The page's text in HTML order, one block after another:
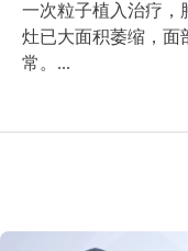
一次粒子植入治疗，
灶已大面积萎缩，面
常。...